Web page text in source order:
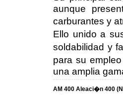
aunque
carburantes y
Ello unido a
soldabilidad y
para su
una amplia
AM 400 Aleaci�n 400